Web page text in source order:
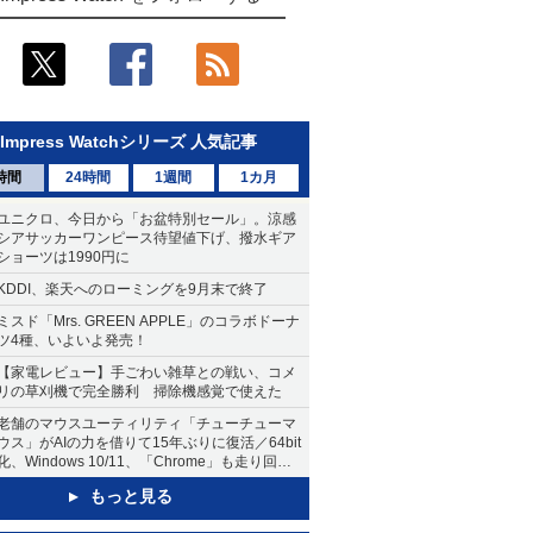
Impress Watchシリーズ 人気記事
間 24時間 1週間 1カ月
ニクロ、今日から「お盆特別セール」。涼感
アサッカーワンピース待望値下げ、撥水ギア
ョーツは1990円に
、楽天へのローミングを9月末で終了
スド「Mrs. GREEN APPLE」のコラボドーナ
4種、いよいよ発売！
家電レビュー】手ごわい雑草との戦い、コメ
の草刈機で完全勝利 掃除機感覚で使えた
舗のマウスユーティリティ「チューチューマ
ス」がAIの力を借りて15年ぶりに復活／64bit
、Windows 10/11、「Chrome」も走り回
。復活記念で2026年末まで500円
もっと見る